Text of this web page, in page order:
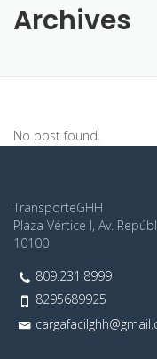
Archives
No post found.
TransporteGHH
Plaza Vértice I, Av.
10100
809.231.8999
8295689925